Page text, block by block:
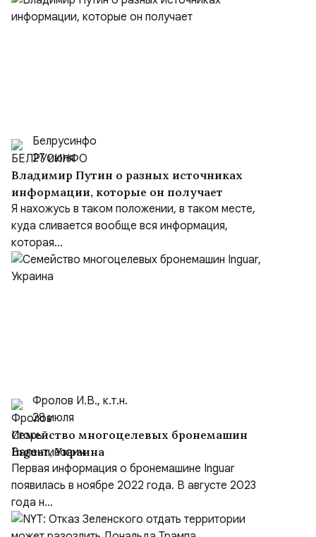
Белрусинфо
27 июля
Владимир Путин о разных источниках
информации, которые он получает
Я нахожусь в таком положении, в таком месте,
куда сливается вообще вся информация,
которая...
Фролов И.В., к.т.н.
28 июля
Семейство многоцелевых бронемашин
Inguar, Украина
Первая информация о бронемашине Inguar
появилась в ноябре 2022 года. В августе 2023
года н...